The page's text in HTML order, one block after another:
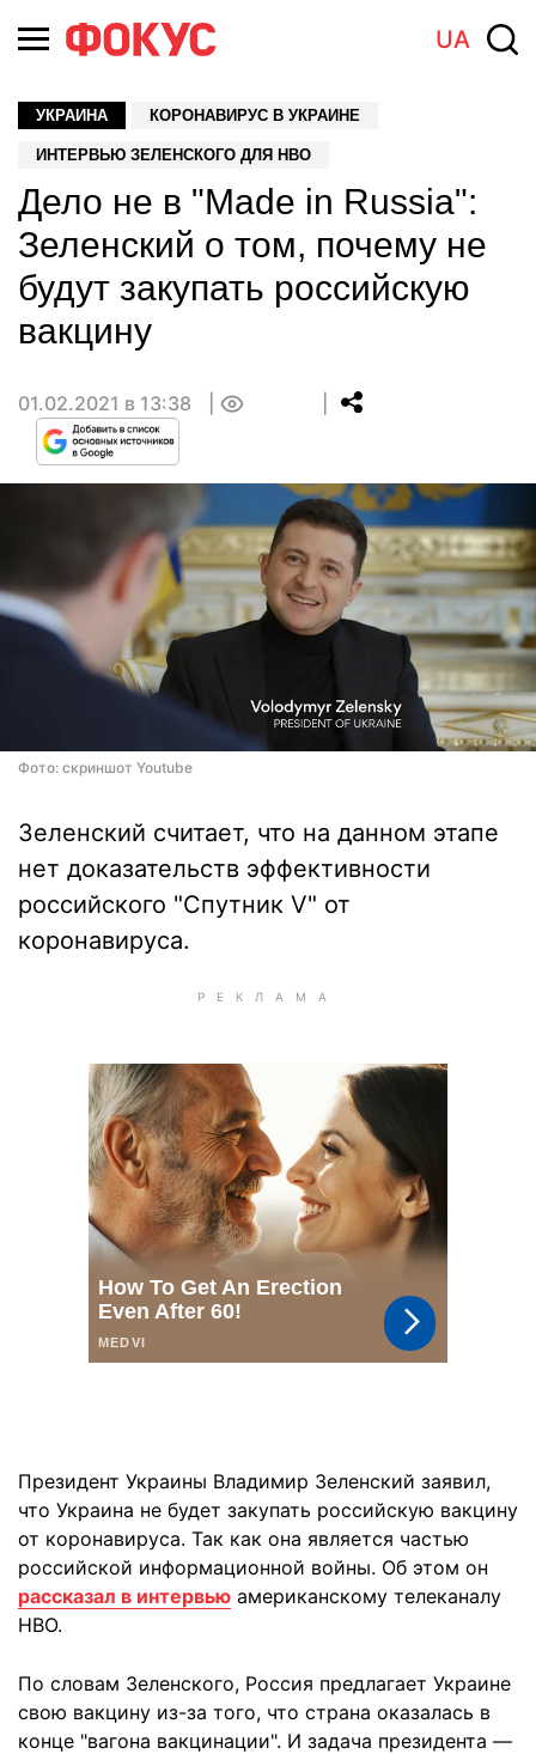
UA
УКРАИНА КОРОНАВИРУС В УКРАИНЕ
ИНТЕРВЬЮ ЗЕЛЕНСКОГО ДЛЯ HBO
Дело не в "Made in Russia":
Зеленский о том, почему не
будут закупать российскую
вакцину
01.02.2021 в 13:38
Фото: скриншот Youtube
Зеленский считает, что на данном этапе
нет доказательств эффективности
российского "Спутник V" от
коронавируса.
Президент Украины Владимир Зеленский заявил,
что Украина не будет закупать российскую вакцину
от коронавируса. Так как она является частью
российской информационной войны. Об этом он
рассказал в интервью американскому телеканалу
HBO.
По словам Зеленского, Россия предлагает Украине
свою вакцину из-за того, что страна оказалась в
конце "вагона вакцинации". И задача президента —